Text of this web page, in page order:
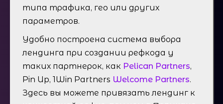
типа трафика, гео или других
параметров.
Удобно построена система выбора
лендинга при создании рефкода у
таких партнерок, как Pelican Partners,
Pin Up, 1Win Partners Welcome Partners.
Здесь вы можете привязать лендинг к